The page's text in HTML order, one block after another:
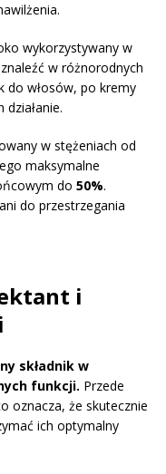
wykorzystywany w
w różnorodnych
do włosów, po kremy
w stężeniach od
maksymalne
do 50%.
do przestrzegania
i
składnik w
funkcji. Przede
oznacza, że skutecznie
ich optymalny